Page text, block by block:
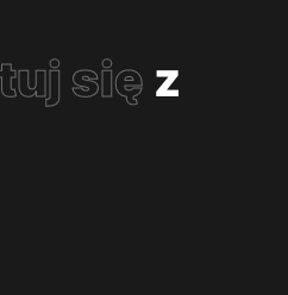
się z